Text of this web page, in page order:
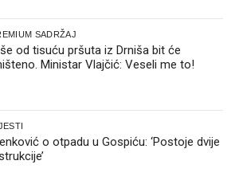
SADRŽAJ
od tisuću pršuta iz Drniša bit će
Ministar Vlajčić: Veseli me to!
o otpadu u Gospiću: ‘Postoje dvije